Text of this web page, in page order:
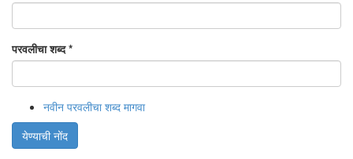
परवलीचा शब्द*
नवीन परवलीचा शब्द मागवा
येण्याची नोंद